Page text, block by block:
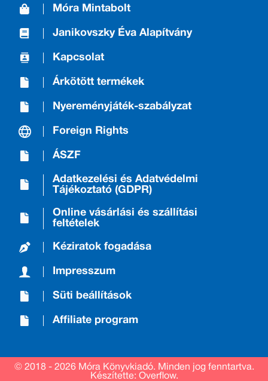
Móra Mintabolt
Janikovszky Éva Alapítvány
Kapcsolat
Árkötött termékek
Nyereményjáték-szabályzat
Foreign Rights
ÁSZF
Adatkezelési és Adatvédelmi
Tájékoztató (GDPR)
Online vásárlási és szállítási
feltételek
Kéziratok fogadása
Impresszum
Süti beállítások
Affiliate program
© 2018 - 2026 Móra Könyvkiadó. Minden jog fenntartva.
Készítette: Overflow.